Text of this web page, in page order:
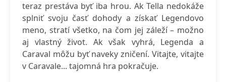
teraz prestáva byť iba hrou. Ak Tella nedokáže
splniť svoju časť dohody a získať Legendovo
meno, stratí všetko, na čom jej záleží – možno
aj vlastný život. Ak však vyhrá, Legenda a
Caraval môžu byť naveky zničení. Vitajte, vitajte
v Caravale... tajomná hra pokračuje.